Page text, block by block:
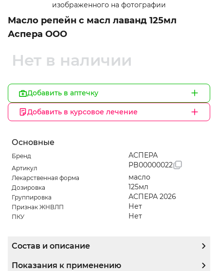
1
изображенного на фотографии
Масло репейн с масл лаванд 125мл
Аспера ООО
Нет в наличии
Добавить в аптечку
Добавить в курсовое лечение
Основные
Бренд АСПЕРА
Артикул PB00000022
Лекарственная форма масло
Дозировка 125мл
Группировка АСПЕРА 2026
Признак ЖНВЛП Нет
ПКУ Нет
Состав и описание
Показания к применению